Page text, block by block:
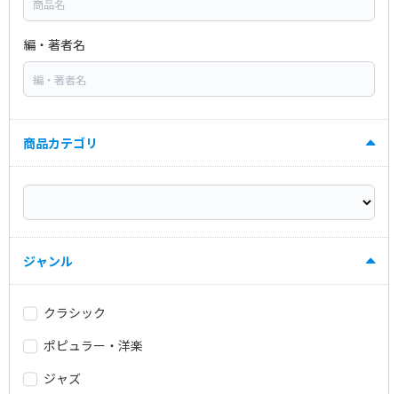
編・著者名
商品カテゴリ
ジャンル
クラシック
ポピュラー・洋楽
ジャズ